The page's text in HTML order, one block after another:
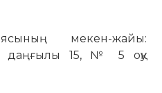
мекен-жайы:
даңғылы 15, № 5 оқу